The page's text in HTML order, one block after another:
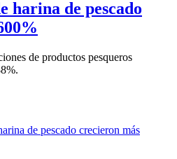
harina de pescado
de productos pesqueros